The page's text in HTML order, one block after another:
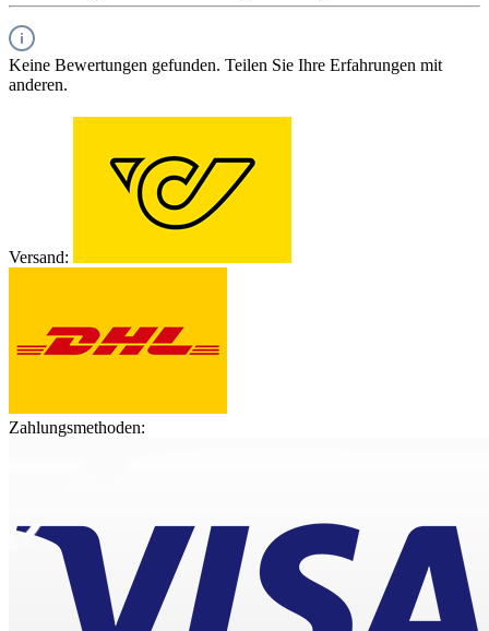
Keine Bewertungen gefunden. Teilen Sie Ihre Erfahrungen mit
anderen.
Versand:
Zahlungsmethoden: